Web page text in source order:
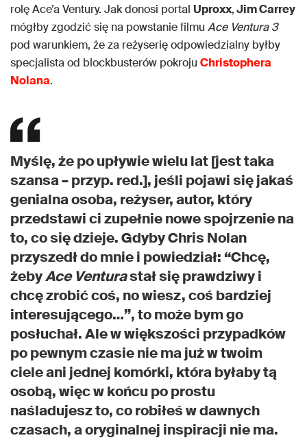
rolę Ace’a Ventury. Jak donosi portal Uproxx,Jim Carrey
mógłby zgodzić się na powstanie filmu Ace Ventura 3
pod warunkiem, że za reżyserię odpowiedzialny byłby
specjalista od blockbusterów pokroju Christophera
Nolana.
Myślę, że po upływie wielu lat [jest taka
szansa – przyp. red.], jeśli pojawi się jakaś
genialna osoba, reżyser, autor, który
przedstawi ci zupełnie nowe spojrzenie na
to, co się dzieje. Gdyby Chris Nolan
przyszedł do mnie i powiedział: “Chcę,
żebyAce Venturastał się prawdziwy i
chcę zrobić coś, no wiesz, coś bardziej
interesującego…”, to może bym go
posłuchał. Ale w większości przypadków
po pewnym czasie nie ma już w twoim
ciele ani jednej komórki, która byłaby tą
osobą, więc w końcu po prostu
naśladujesz to, co robiłeś w dawnych
czasach, a oryginalnej inspiracji nie ma.